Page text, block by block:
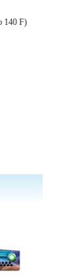
140 F)